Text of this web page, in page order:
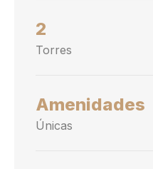
2
Torres
Amenidades
Únicas